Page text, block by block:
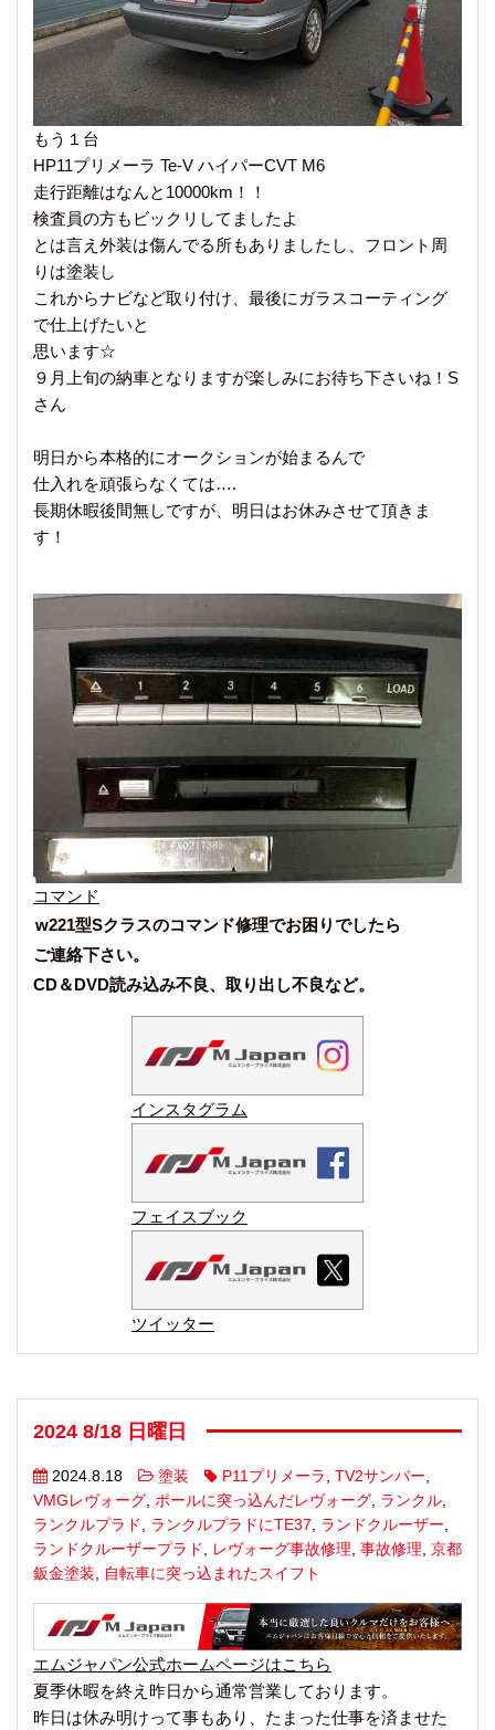
もう１台
HP11プリメーラ Te-V ハイパーCVT M6
走行距離はなんと10000km！！
検査員の方もビックリしてましたよ
とは言え外装は傷んでる所もありましたし、フロント周
りは塗装し
これからナビなど取り付け、最後にガラスコーティング
で仕上げたいと
思います☆
９月上旬の納車となりますが楽しみにお待ち下さいね！S
さん
明日から本格的にオークションが始まるんで
仕入れを頑張らなくては….
長期休暇後間無しですが、明日はお休みさせて頂きま
す！
コマンド
w221型Sクラスのコマンド修理でお困りでしたら
ご連絡下さい。
CD＆DVD読み込み不良、取り出し不良など。
インスタグラム
フェイスブック
ツイッター
2024 8/18 日曜日
2024.8.18 塗装 P11プリメーラ , TV2サンバー,
VMGレヴォーグ, ポールに突っ込んだレヴォーグ, ランクル,
ランクルプラド , ランクルプラドにTE37, ランドクルーザー,
ランドクルーザープラド , レヴォーグ事故修理, 事故修理, 京都
鈑金塗装, 自転車に突っ込まれたスイフト
エムジャパン公式ホームページはこちら
夏季休暇を終え昨日から通常営業しております。
昨日は休み明けって事もあり、たまった仕事を済ませた